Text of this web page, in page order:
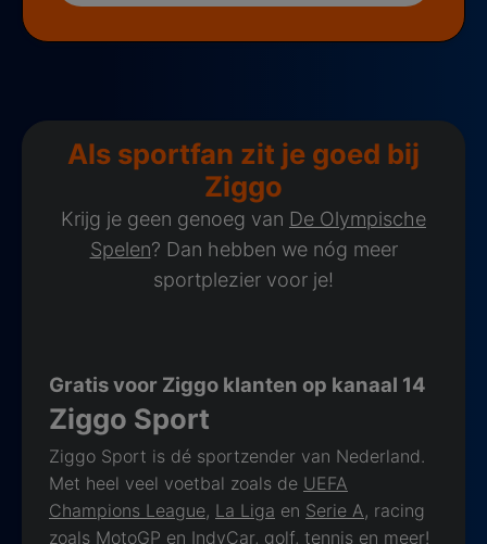
Als sportfan zit je goed bij
Ziggo
Krijg je geen genoeg van De Olympische
Spelen? Dan hebben we nóg meer
sportplezier voor je!
Gratis voor Ziggo klanten op kanaal 14
Ziggo Sport
Ziggo Sport is dé sportzender van Nederland.
Met heel veel voetbal zoals de UEFA
Champions League, La Liga en Serie A, racing
zoals MotoGP en IndyCar, golf, tennis en meer!